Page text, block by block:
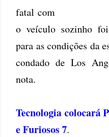
fatal com
o veículo sozinho
para as condições da
condado de Los
nota.
Tecnologia colocará
e Furiosos 7.